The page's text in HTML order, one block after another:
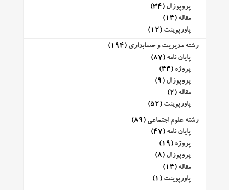
پروپوزال (34)
مقاله (14)
پاورپوینت (12)
رشته مدیریت و حسابداری (194)
پایان نامه (87)
پروژه (44)
پروپوزال (9)
مقاله (2)
پاورپوینت (52)
رشته علوم اجتماعی (89)
پایان نامه (47)
پروژه (19)
پروپوزال (8)
مقاله (14)
پاورپوینت (1)